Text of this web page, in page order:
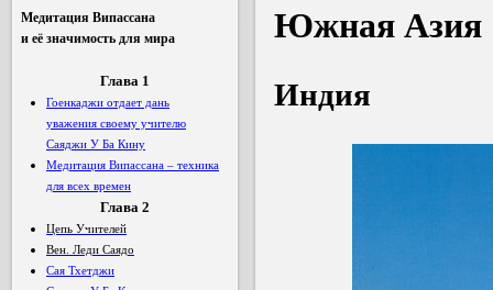
Медитация Випассана
и её значимость для мира
Глава 1
Гоенкаджи отдает дань
уважения своему учителю
Саяджи У Ба Кину
Медитация Випассана – техника
для всех времен
Глава 2
Цепь Учителей
Вен. Леди Саядо
Сая Тхетджи
Южная Азия
Индия